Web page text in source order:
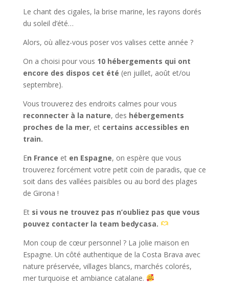
Le chant des cigales, la brise marine, les rayons dorés
du soleil d’été…
Alors, où allez-vous poser vos valises cette année ?
On a choisi pour vous 10 hébergements qui ont
encore des dispos cet été (en juillet, août et/ou
septembre).
Vous trouverez des endroits calmes pour vous
reconnecter à la nature, des hébergements
proches de la mer, et certains accessibles en
train.
En France et en Espagne, on espère que vous
trouverez forcément votre petit coin de paradis, que ce
soit dans des vallées paisibles ou au bord des plages
de Girona !
Et si vous ne trouvez pas n’oubliez pas que vous
pouvez contacter la team bedycasa.
Mon coup de cœur personnel ? La jolie maison en
Espagne. Un côté authentique de la Costa Brava avec
nature préservée, villages blancs, marchés colorés,
mer turquoise et ambiance catalane.